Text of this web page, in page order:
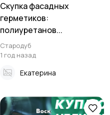
Скупка фасадных
герметиков:
полиуретанов...
Стародуб
1 год назад
Екатерина